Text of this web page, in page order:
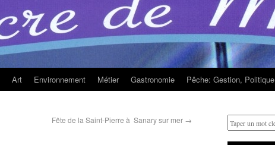
Art Environnement Métier Gastronomie Pêche: Gestion, Politique
Fête de la Saint-Pierre à Sanary sur mer →